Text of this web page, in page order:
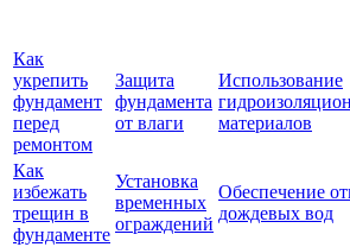
Как
укрепить
фундамент
перед
ремонтом
Защита
фундамента
от влаги
Использование
материалов
Как
избежать
трещин в
фундаменте
Установка
временных
ограждений
Обеспечение
дождевых вод